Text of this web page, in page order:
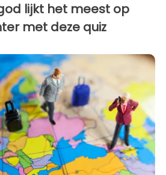
lijkt het meest op
met deze quiz